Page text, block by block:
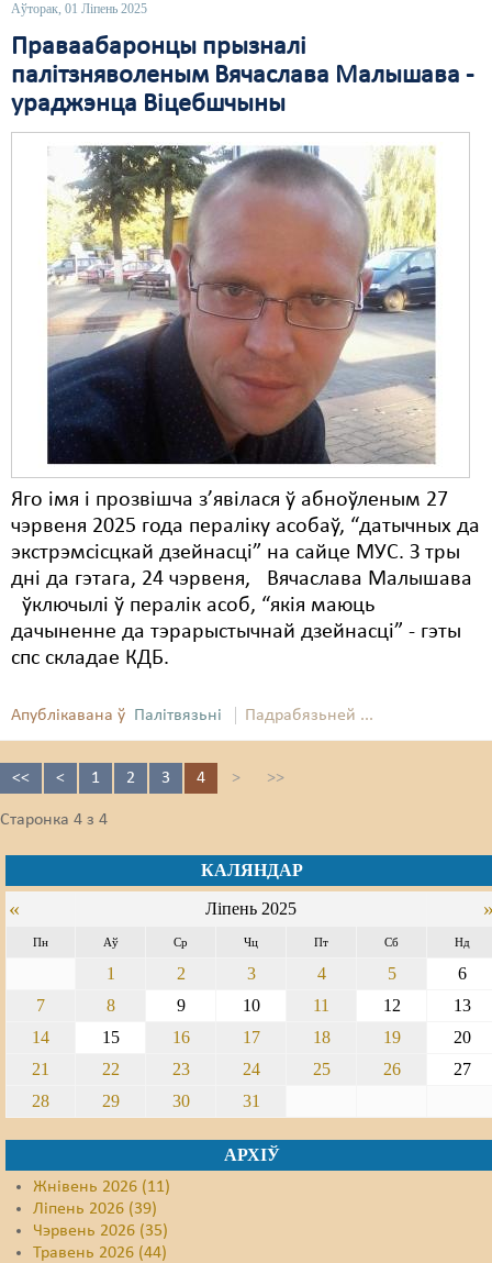
Аўторак, 01 Ліпень 2025
Праваабаронцы прызналі
палітзняволеным Вячаслава Малышава -
ураджэнца Віцебшчыны
Яго імя і прозвішча з’явілася ў абноўленым 27
чэрвеня 2025 года пераліку асобаў, “датычных да
экстрэмсісцкай дзейнасці” на сайце МУС. З тры
дні да гэтага, 24 чэрвеня, Вячаслава Малышава
ўключылі ў пералік асоб, “якія маюць
дачыненне да тэрарыстычнай дзейнасці” - гэты
спс складае КДБ.
Апублікавана ў Палітвязьні Падрабязьней ...
<< < 1 2 3 4 > >>
Старонка 4 з 4
КАЛЯНДАР
« Ліпень 2025
Пн Аў Ср Чц Пт Сб Нд
1 2 3 4 5
6
7
8 9 10 11 12
13
14
15 16 17 18 19
20
21
22 23 24 25 26
27
28
29 30 31
АРХІЎ
Жнівень 2026 (11)
Ліпень 2026 (39)
Чэрвень 2026 (35)
Травень 2026 (44)
Суд
Сьмяротнае пакараньне
Правы працоўных
Сацыяльныя правы